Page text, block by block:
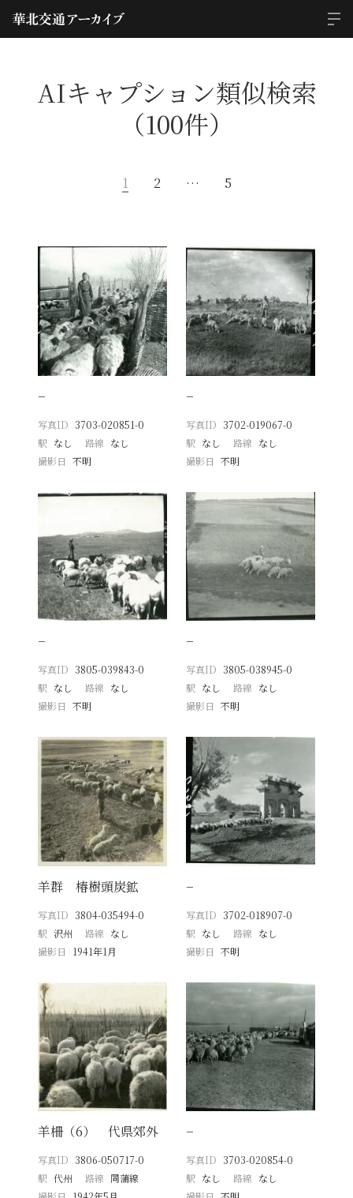
AIキャプション類似検索
（100件）
1 2 … 5
−
写真ID 3703-020851-0
駅 なし 路線 なし
撮影日
不明
−
写真ID 3702-019067-0
駅 なし 路線 なし
撮影日 不明
−
写真ID 3805-039843-0
駅 なし 路線 なし
撮影日
不明
−
写真ID 3805-038945-0
駅 なし 路線 なし
撮影日 不明
羊群 椿樹頭炭鉱
写真ID 3804-035494-0
駅 沢州 路線 なし
撮影日
1941年1月
−
写真ID 3702-018907-0
駅 なし 路線 なし
撮影日 不明
羊柵（6） 代県郊外
写真ID 3806-050717-0
駅 代州 路線 同蒲線
−
写真ID 3703-020854-0
駅 なし 路線 なし